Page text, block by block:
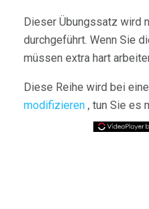
Dieser Übungssatz wird
durchgeführt. Wenn Sie
müssen extra hart
Diese Reihe wird bei
modifizieren , tun Sie es